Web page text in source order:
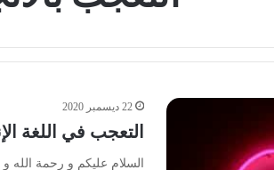
22 ديسمبر 2020
التعجب في اللغة
السلام عليكم و رحمة الله